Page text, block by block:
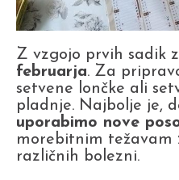
Z vzgojo prvih sadik
februarja. Za
setvene lončke ali
pladnje. Najbolje je,
uporabimo nove
morebitnim težavam
različnih bolezni.